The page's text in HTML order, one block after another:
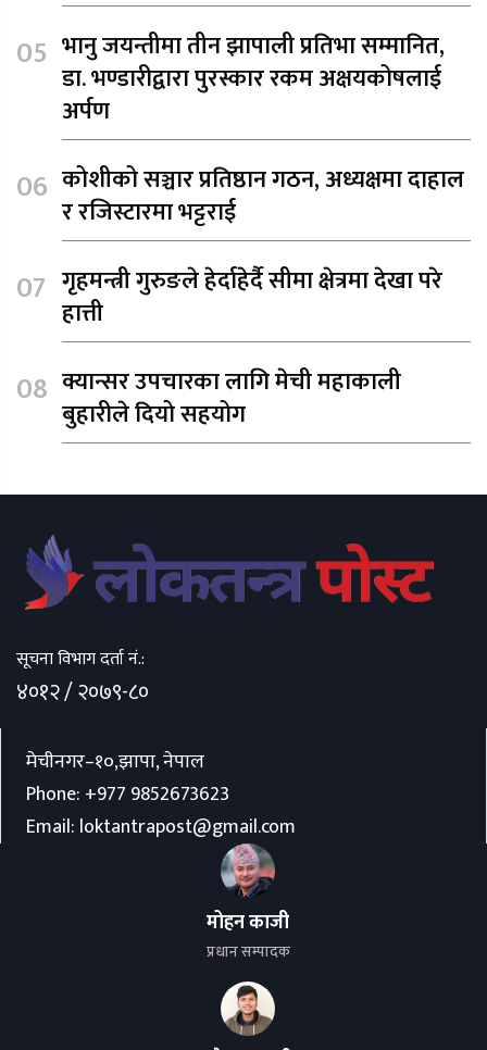
भानु जयन्तीमा तीन झापाली प्रतिभा सम्मानित,
डा. भण्डारीद्वारा पुरस्कार रकम अक्षयकोषलाई
अर्पण
कोशीको सञ्चार प्रतिष्ठान गठन, अध्यक्षमा दाहाल
र रजिस्टारमा भट्टराई
गृहमन्त्री गुरुङले हेर्दाहेर्दै सीमा क्षेत्रमा देखा परे
हात्ती
क्यान्सर उपचारका लागि मेची महाकाली
बुहारीले दियो सहयोग
सूचना विभाग दर्ता नं.:
४०१२ / २०७९-८०
मेचीनगर–१०,झापा, नेपाल
Phone: +977 9852673623
Email: loktantrapost@gmail.com
मोहन काजी
प्रधान सम्पादक